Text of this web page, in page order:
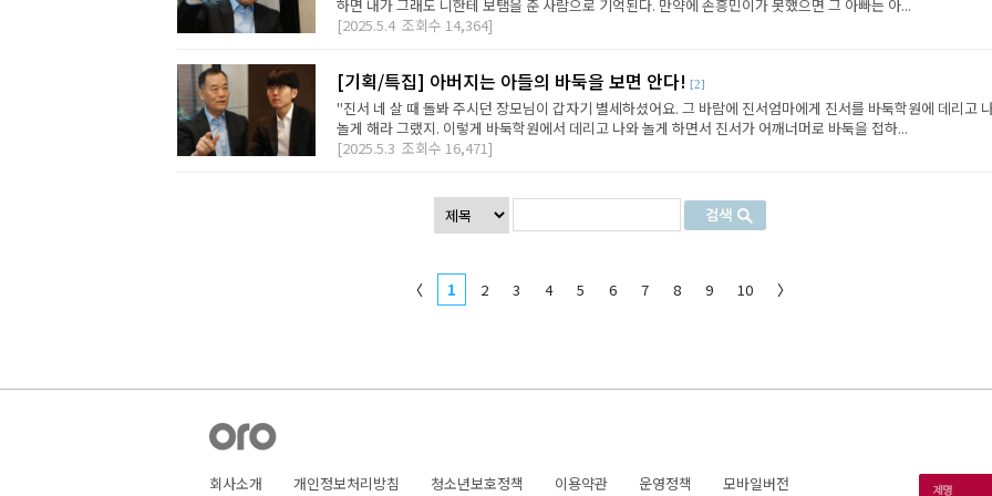
하면 내가 그래도 니한테 보탬을 준 사람으로 기억된다. 만약에 손흥민이가 못했으면 그 아빠는 아...
[2025.5.4 조회수 14,364]
[기획/특집] 아버지는 아들의 바둑을 보면 안다! [2]
"진서 네 살 때 돌봐 주시던 장모님이 갑자기 별세하셨어요. 그 바람에 진서엄마에게 진서를 바둑학원에 데리고
놀게 해라 그랬지. 이렇게 바둑학원에서 데리고 나와 놀게 하면서 진서가 어깨너머로 바둑을 접하...
[2025.5.3 조회수 16,471]
〈 1 2 3 4 5 6 7 8 9 10 〉
회사소개 개인정보처리방침 청소년보호정책 이용약관 운영정책 모바일버전